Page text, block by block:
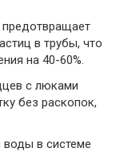
предотвращает
в трубы, что
на 40-60%.
с люками
без раскопок,
воды в системе